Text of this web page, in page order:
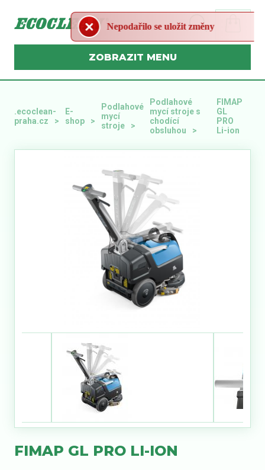
MENU
.ecoclean-
praha.cz
E-
shop
Podlahové
mycí
stroje
Podlahové
mycí stroje s
chodící
obsluhou
FIMAP
GL
PRO
Li-ion
FIMAP GL PRO LI-ION